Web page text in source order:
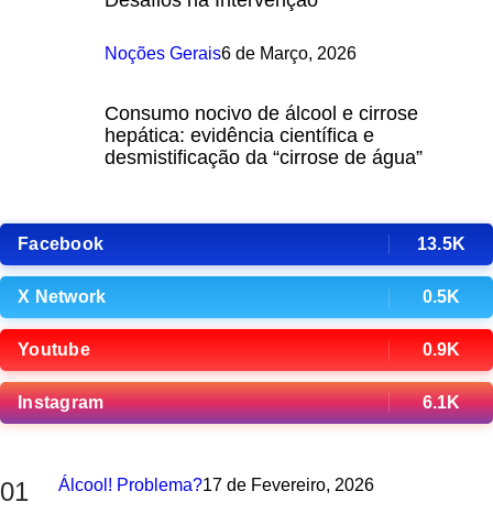
Noções Gerais6 de Março, 2026
Consumo nocivo de álcool e cirrose
hepática: evidência científica e
desmistificação da “cirrose de água”
Facebook 13.5K
X Network 0.5K
Youtube 0.9K
Instagram 6.1K
01 Álcool! Problema?17 de Fevereiro, 2026